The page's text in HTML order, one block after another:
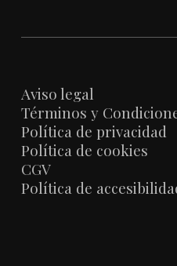
Aviso legal
Términos y
Política de privacidad
Política de cookies
CGV
Política de